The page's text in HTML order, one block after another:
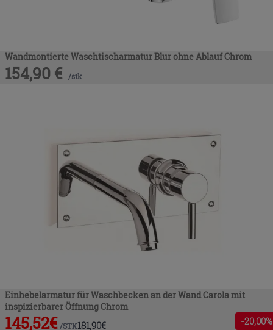
Wandmontierte Waschtischarmatur Blur ohne Ablauf Chrom
154,90 € /stk
Einhebelarmatur für Waschbecken an der Wand Carola mit
inspizierbarer Öffnung Chrom
145,52€ /STK181,90€ -20,00%